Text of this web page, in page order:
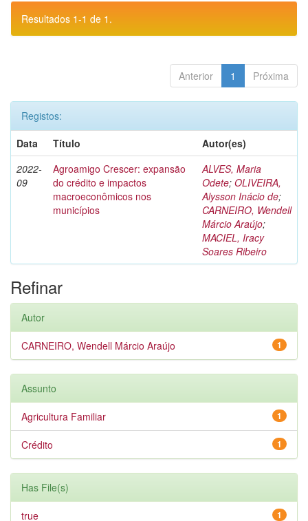
Resultados 1-1 de 1.
Anterior 1 Próxima
Registos:
Data
Título
Autor(es)
2022-
09
Agroamigo Crescer: expansão
do crédito e impactos
macroeconômicos nos
municípios
ALVES, Maria
Odete; OLIVEIRA,
Alysson Inácio de;
CARNEIRO, Wendell
Márcio Araújo;
MACIEL, Iracy
Soares Ribeiro
Refinar
Autor
1
CARNEIRO, Wendell Márcio Araújo
Assunto
1
Agricultura Familiar
1
Crédito
Has File(s)
1
true